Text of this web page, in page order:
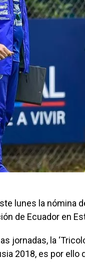
lunes la nómina
de Ecuador en
jornadas, la
2018, es por ello